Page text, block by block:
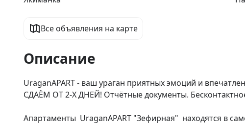
Все объявления на карте
Описание
UraganAPART - ваш ураган приятных эмоций и
СДАЁМ ОТ 2-Х ДНЕЙ! Отчётные документы.
Апаpтамeнты  UraganАPART "Зефирная"  находятся в